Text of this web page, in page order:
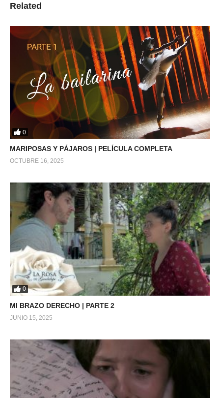
Related
0
MARIPOSAS Y PÁJAROS | PELÍCULA COMPLETA
OCTUBRE 16, 2025
0
MI BRAZO DERECHO | PARTE 2
JUNIO 15, 2025